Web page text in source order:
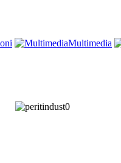
Multimedia